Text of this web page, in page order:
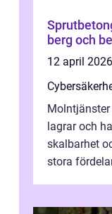
berg och
12 april 2026
lagrar och
skalbarhet
stora